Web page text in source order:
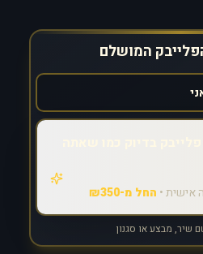
המושלם
• החל מ-₪350
שיר, מבצע או סגנון